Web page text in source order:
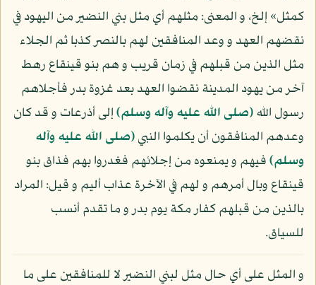
كمثل» إلخ، و المعنى: مثلهم أي مثل بني النضير من اليهود في
نقضهم العهد و وعد المنافقين لهم بالنصر كذبا ثم الجلاء
مثل الذين من قبلهم في زمان قريب و هم بنو قينقاع رهط
آخر من يهود المدينة نقضوا العهد بعد غزوة بدر فأجلاهم
رسول الله(صلى الله عليه وآله وسلم)إلى أذرعات و قد كان
وعدهم المنافقون أن يكلموا النبي(صلى الله عليه وآله
وسلم)فيهم و يمنعوه من إجلائهم فغدروا بهم فذاق بنو
قينقاع وبال أمرهم و لهم في الآخرة عذاب أليم و قيل: المراد
بالذين من قبلهم كفار مكة يوم بدر و ما تقدم أنسب
للسياق.
و المثل على أي حال مثل لبني النضير لا للمنافقين على ما